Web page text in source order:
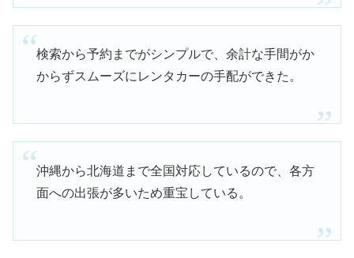
検索から予約までがシンプルで、余計な手間がか
からずスムーズにレンタカーの手配ができた。
沖縄から北海道まで全国対応しているので、各方
面への出張が多いため重宝している。